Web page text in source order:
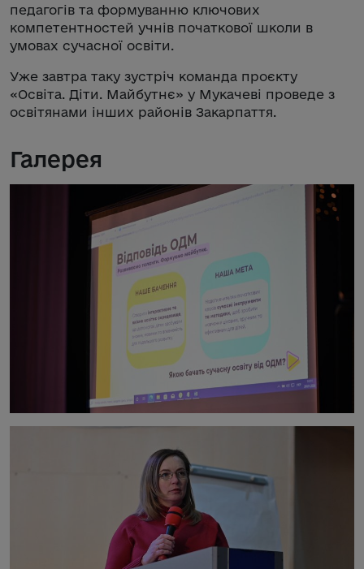
педагогів та формуванню ключових
компетентностей учнів початкової школи в
умовах сучасної освіти.
Уже завтра таку зустріч команда проєкту
«Освіта. Діти. Майбутнє» у Мукачеві проведе з
освітянами інших районів Закарпаття.
Галерея